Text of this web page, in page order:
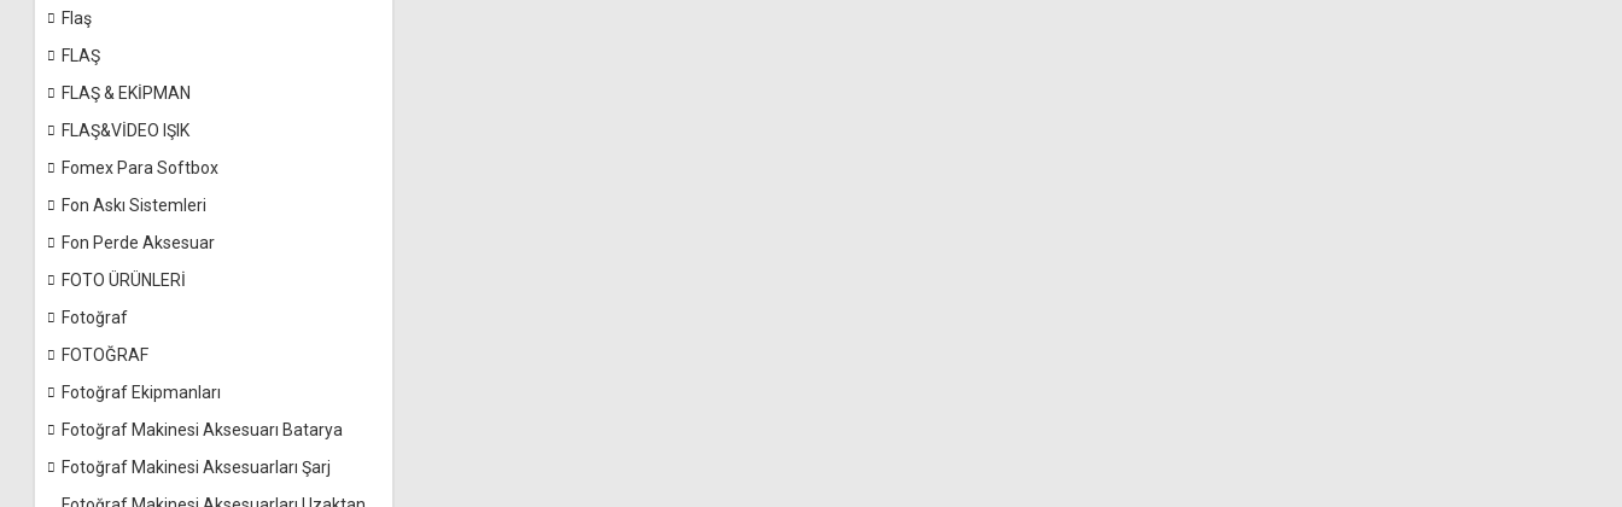
Flaş
FLAŞ
FLAŞ & EKİPMAN
FLAŞ&VİDEO IŞIK
Fomex Para Softbox
Fon Askı Sistemleri
Fon Perde Aksesuar
FOTO ÜRÜNLERİ
Fotoğraf
FOTOĞRAF
Fotoğraf Ekipmanları
Fotoğraf Makinesi Aksesuarı Batarya
Fotoğraf Makinesi Aksesuarları Şarj